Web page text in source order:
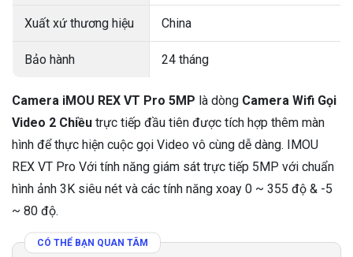
Xuất xứ thương hiệu China
Bảo hành 24 tháng
Camera iMOU REX VT Pro 5MP là dòng Camera Wifi Gọi
Video 2 Chiều trực tiếp đầu tiên được tích hợp thêm màn
hình để thực hiện cuộc gọi Video vô cùng dễ dàng. IMOU
REX VT Pro Với tính năng giám sát trực tiếp 5MP với chuẩn
hình ảnh 3K siêu nét và các tính năng xoay 0 ~ 355 độ & -5
~ 80 độ.
CÓ THỂ BẠN QUAN TÂM